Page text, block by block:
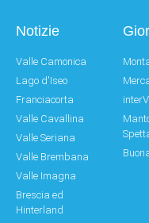
Notizie
Valle Camonica
Lago d'Iseo
Franciacorta
Valle Cavallina
Valle Seriana
Valle Brembana
Valle Imagna
Brescia ed
Hinterland